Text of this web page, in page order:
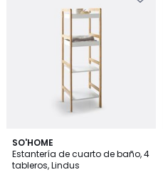
SO'HOME
Estantería de cuarto de baño, 4
tableros, Lindus
4,5
/ 5